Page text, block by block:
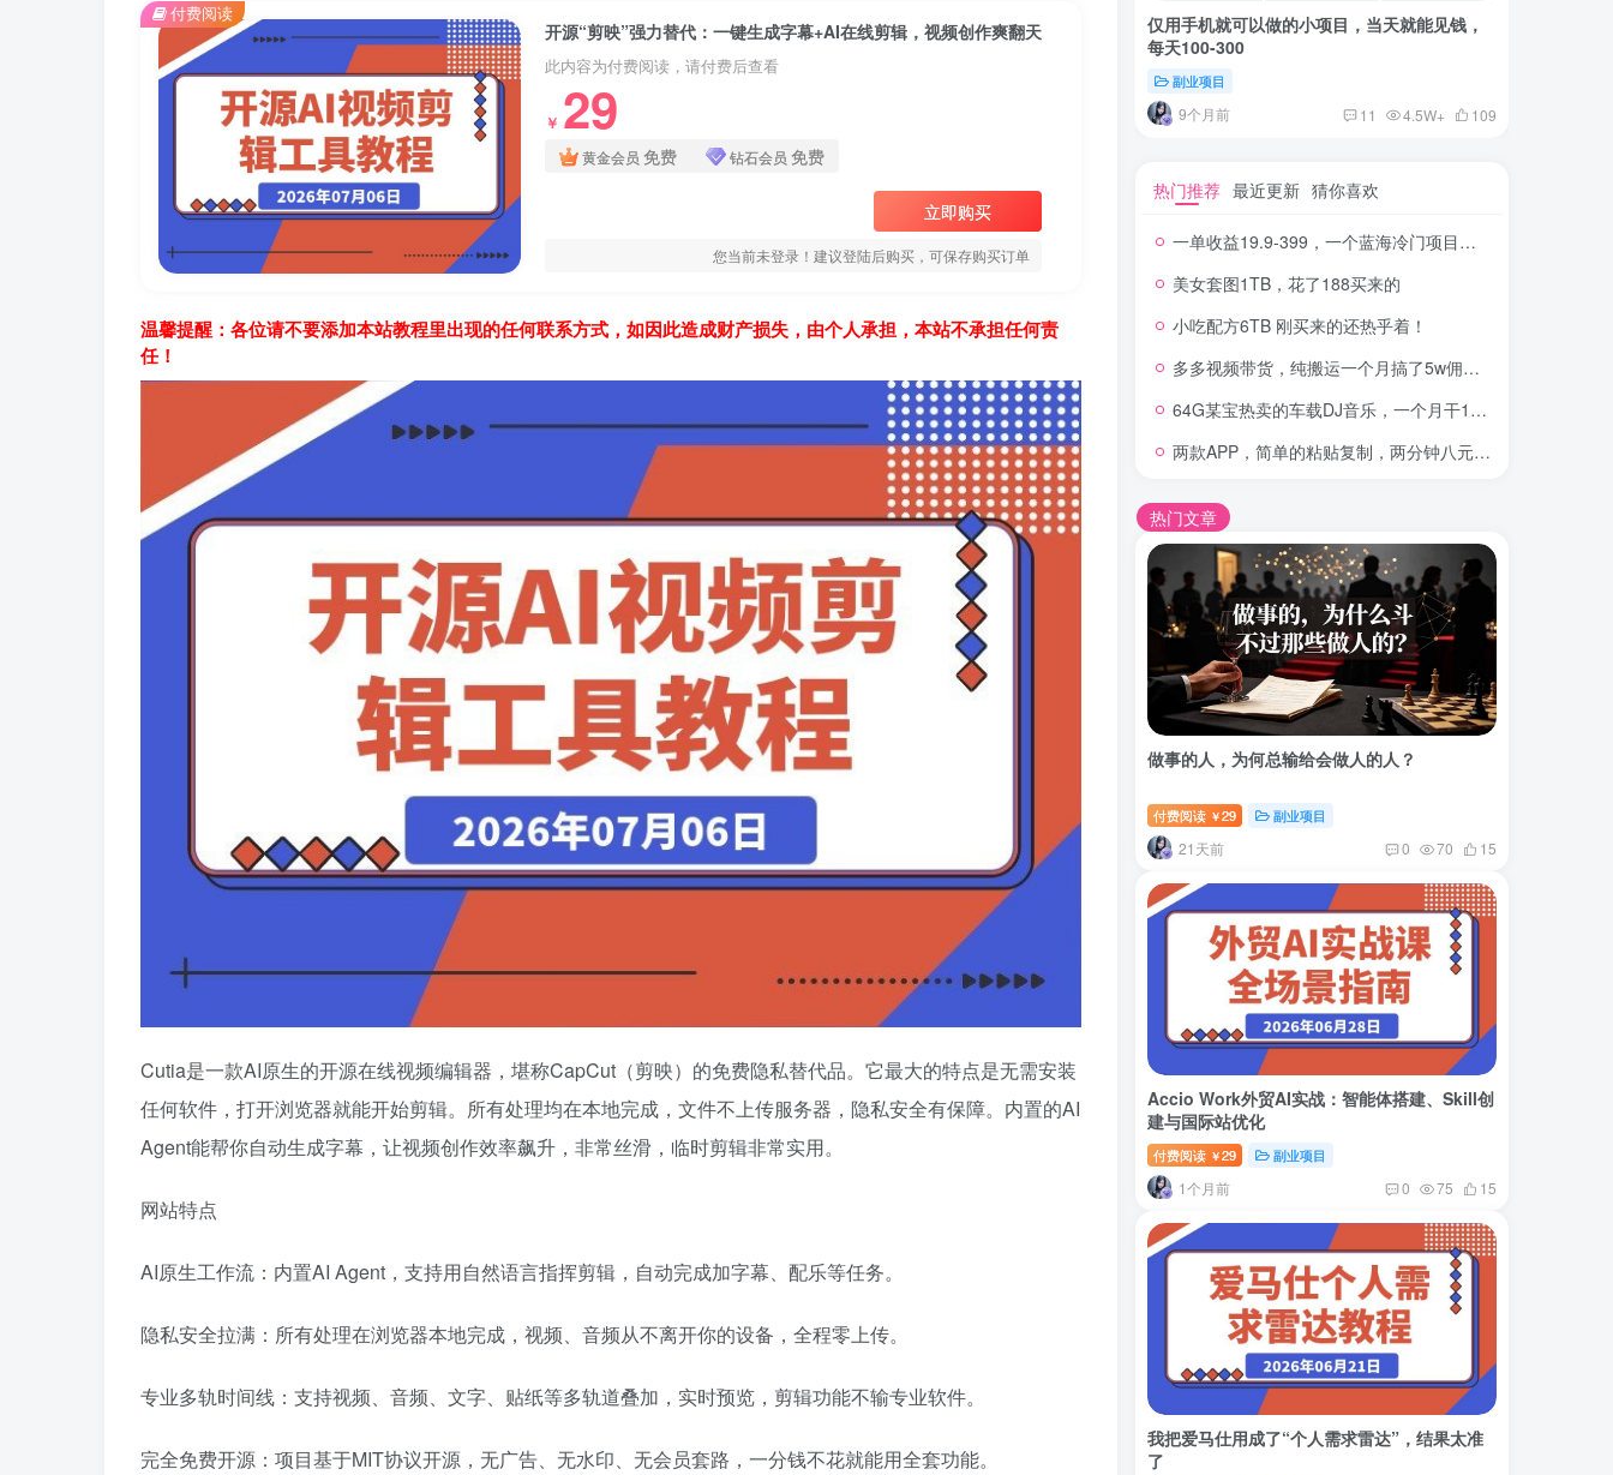
开源“剪映”强力替代：一键生成字幕+AI在线剪辑，视频创作爽翻天
此内容为付费阅读，请付费后查看
￥ 29
黄金会员 免费 钻石会员 免费
立即购买
您当前未登录！建议登陆后购买，可保存购买订单
付费阅读
温馨提醒：各位请不要添加本站教程里出现的任何联系方式，如因此造成财产损失，由个人承担，本站不承担任何责
任！
Cutia是一款AI原生的开源在线视频编辑器，堪称CapCut（剪映）的免费隐私替代品。它最大的特点是无需安装
任何软件，打开浏览器就能开始剪辑。所有处理均在本地完成，文件不上传服务器，隐私安全有保障。内置的AI
Agent能帮你自动生成字幕，让视频创作效率飙升，非常丝滑，临时剪辑非常实用。
网站特点
AI原生工作流：内置AI Agent，支持用自然语言指挥剪辑，自动完成加字幕、配乐等任务。
隐私安全拉满：所有处理在浏览器本地完成，视频、音频从不离开你的设备，全程零上传。
专业多轨时间线：支持视频、音频、文字、贴纸等多轨道叠加，实时预览，剪辑功能不输专业软件。
完全免费开源：项目基于MIT协议开源，无广告、无水印、无会员套路，一分钱不花就能用全套功能。
仅用手机就可以做的小项目，当天就能见钱，
每天100-300
副业项目
9个月前 11 4.5W+ 109
热门推荐 最近更新 猜你喜欢
一单收益19.9-399，一个蓝海冷门项目，在小红书上卖人事虚拟资料
美女套图1TB，花了188买来的
小吃配方6TB 刚买来的还热乎着！
多多视频带货，纯搬运一个月搞了5w佣金，小白也能操作
64G某宝热卖的车载DJ音乐，一个月干100W+利润
两款APP，简单的粘贴复制，两分钟八元钱，无限做，执行就有收入
热门文章
做事的人，为何总输给会做人的人？
付费阅读 ￥29 副业项目
21天前 0 70 15
Accio Work外贸AI实战：智能体搭建、Skill创
建与国际站优化
付费阅读 ￥29 副业项目
1个月前 0 75 15
我把爱马仕用成了“个人需求雷达”，结果太准
了